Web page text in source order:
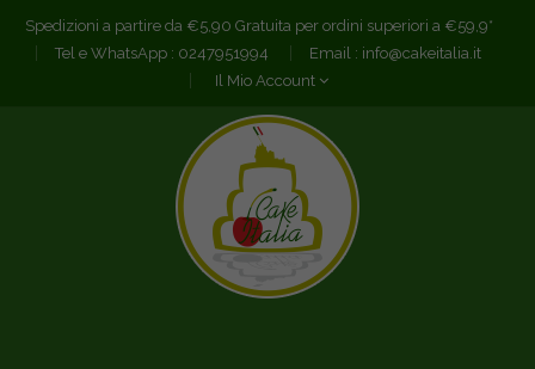
Spedizioni a partire da €5,90 Gratuita per ordini superiori a €59,9*
Tel e WhatsApp : 0247951994 Email : info@cakeitalia.it
Il Mio Account